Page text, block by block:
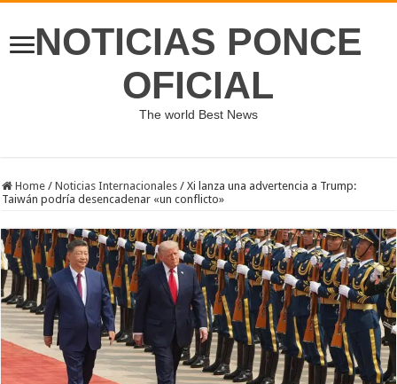
NOTICIAS PONCE
OFICIAL
The world Best News
Home / Noticias Internacionales / Xi lanza una advertencia a Trump:
Taiwán podría desencadenar «un conflicto»